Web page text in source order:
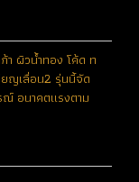
ผิวน้ำทอง โค้ด ท
ยญเลื่อน2 รุ่นนี้จัด
ณ์ อนาคตแรงตาม